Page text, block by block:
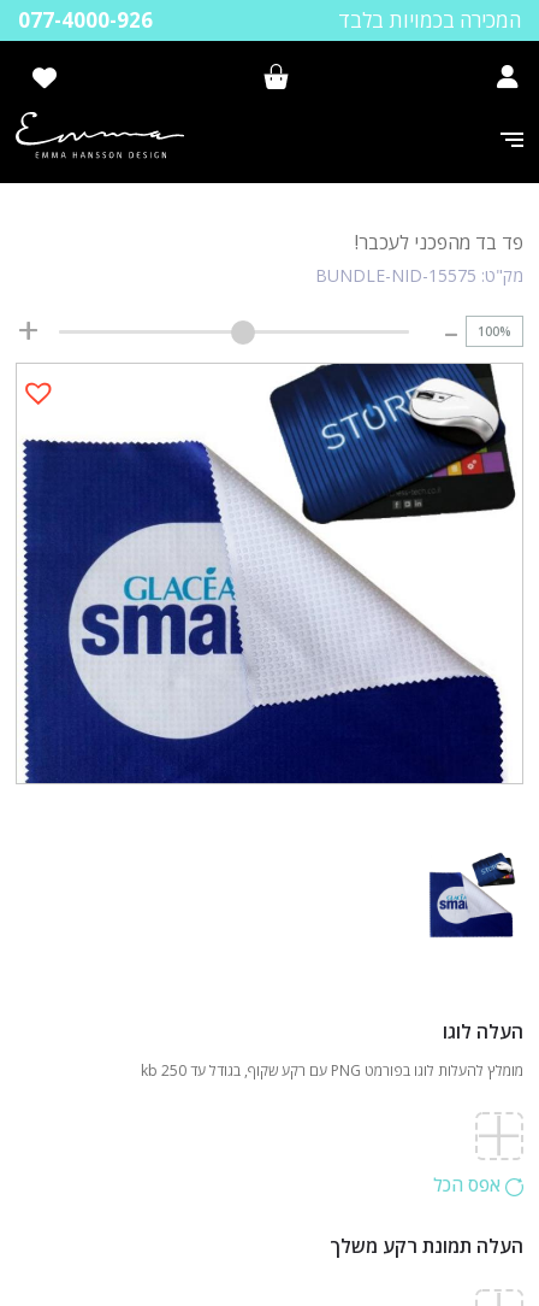
077-4000-926 המכירה בכמויות בלבד
פד בד מהפכני לעכבר!
מק"ט: BUNDLE-NID-15575
100%
העלה לוגו
מומלץ להעלות לוגו בפורמט PNG עם רקע שקוף, בגודל עד 250 kb
אפס הכל
העלה תמונת רקע משלך